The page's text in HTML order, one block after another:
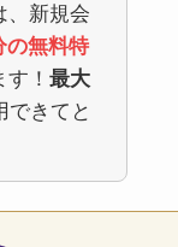
、新規会
の無料特
！ 最大
できてと